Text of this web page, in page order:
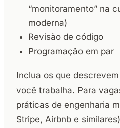
“monitoramento” na
moderna)
Revisão de código
Programação em par
Inclua os que
você trabalha. Para
práticas de engenharia
Stripe, Airbnb e